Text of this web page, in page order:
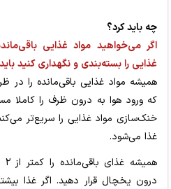
چه باید کرد؟
اگر می‌خواهید مواد غذایی
غذایی را بسته‌بندی و نگهداری کنید
همیشه مواد غذایی باقی‌مانده را در
که ورود هوا به درون ظرف را کاملا
خنک‌سازی مواد غذایی را سریع‌تر
غذا می‌شود.
درون یخچال قرار دهید. اگر غذا